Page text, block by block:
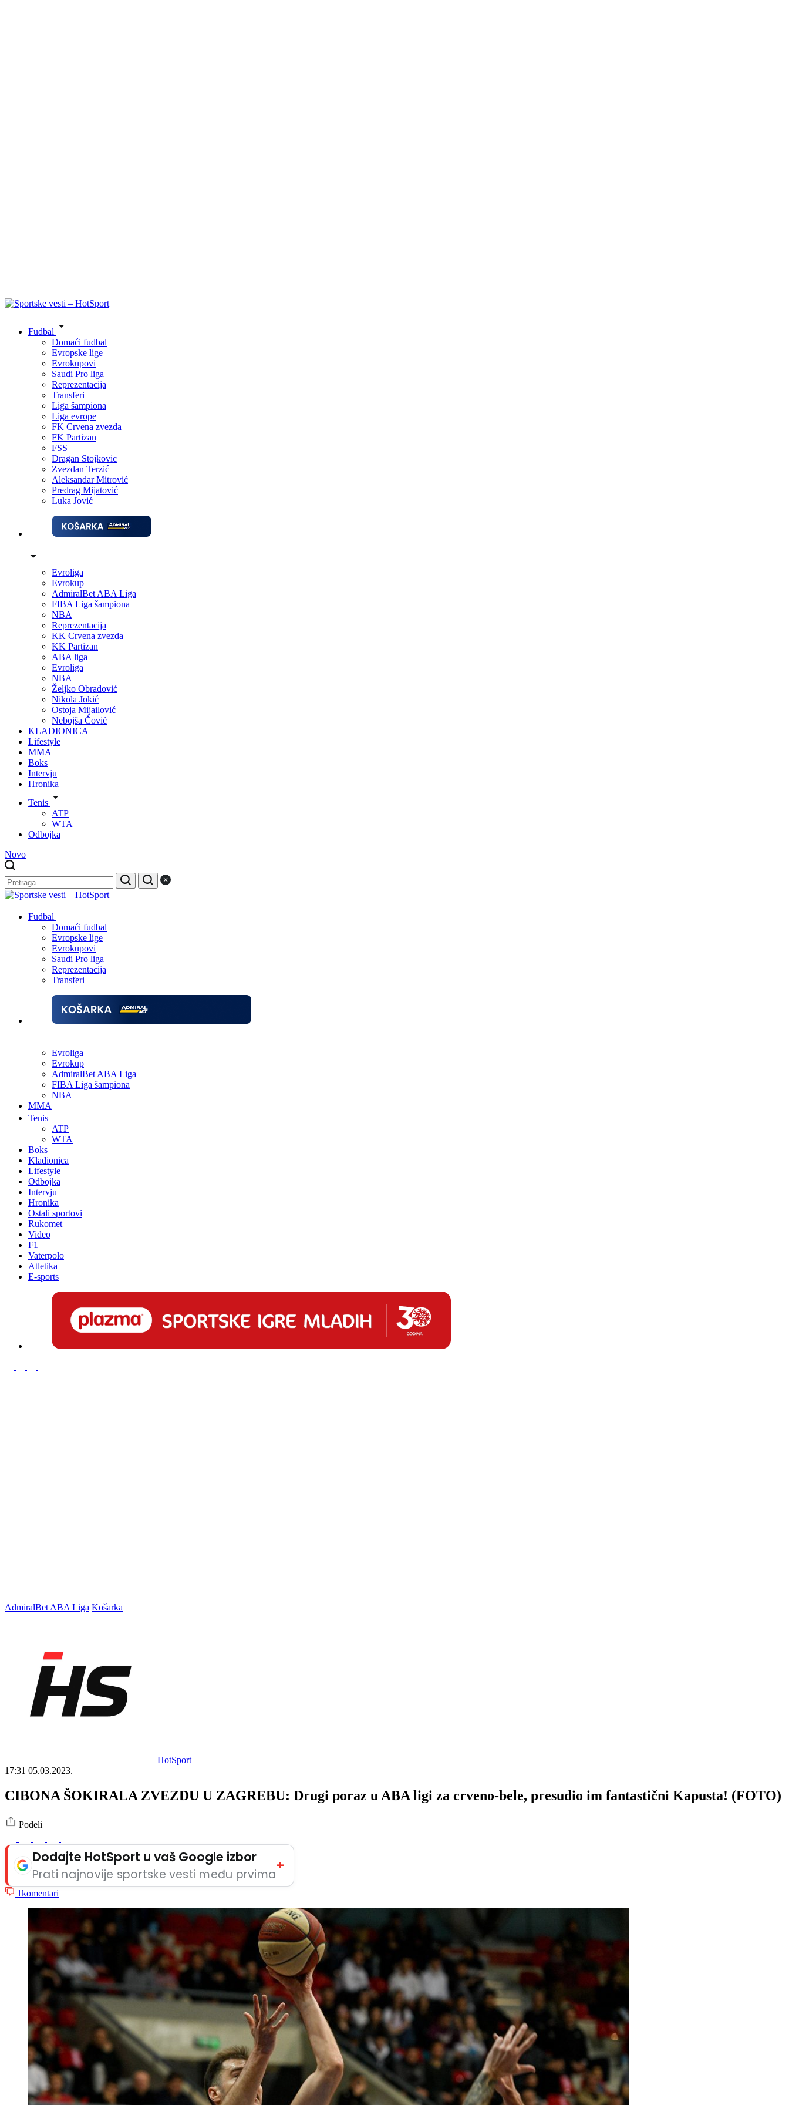
Fudbal
Domaći fudbal
Evropske lige
Evrokupovi
Saudi Pro liga
Reprezentacija
Transferi
Liga šampiona
Liga evrope
FK Crvena zvezda
FK Partizan
FSS
Dragan Stojkovic
Zvezdan Terzić
Aleksandar Mitrović
Predrag Mijatović
Luka Jović
Evroliga
Evrokup
AdmiralBet ABA Liga
FIBA Liga šampiona
NBA
Reprezentacija
KK Crvena zvezda
KK Partizan
ABA liga
Evroliga
NBA
Željko Obradović
Nikola Jokić
Ostoja Mijailović
Nebojša Čović
KLADIONICA
Lifestyle
MMA
Boks
Intervju
Hronika
Tenis
ATP
WTA
Odbojka
Novo
Fudbal
Domaći fudbal
Evropske lige
Evrokupovi
Saudi Pro liga
Reprezentacija
Transferi
Evroliga
Evrokup
AdmiralBet ABA Liga
FIBA Liga šampiona
NBA
MMA
Tenis
ATP
WTA
Boks
Kladionica
Lifestyle
Odbojka
Intervju
Hronika
Ostali sportovi
Rukomet
Video
F1
Vaterpolo
Atletika
E-sports
AdmiralBet ABA Liga Košarka
HotSport
17:31 05.03.2023.
CIBONA ŠOKIRALA ZVEZDU U ZAGREBU: Drugi poraz u ABA ligi za crveno-bele, presudio im fantastični Kapusta! (FOTO)
Podeli
Dodajte HotSport u vaš Google izbor
Prati najnovije sportske vesti među prvima
+
1komentari